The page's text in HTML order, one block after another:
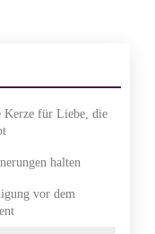
Kerze für Liebe, die
halten
vor dem